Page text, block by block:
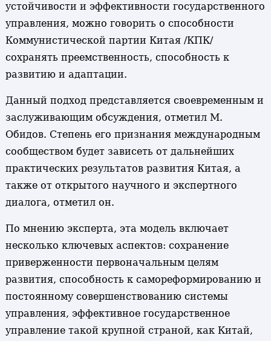
устойчивости и эффективности государственного
управления, можно говорить о способности
Коммунистической партии Китая /КПК/
сохранять преемственность, способность к
развитию и адаптации.
Данный подход представляется своевременным и
заслуживающим обсуждения, отметил М.
Обидов. Степень его признания международным
сообществом будет зависеть от дальнейших
практических результатов развития Китая, а
также от открытого научного и экспертного
диалога, отметил он.
По мнению эксперта, эта модель включает
несколько ключевых аспектов: сохранение
приверженности первоначальным целям
развития, способность к самореформированию и
постоянному совершенствованию системы
управления, эффективное государственное
управление такой крупной страной, как Китай,